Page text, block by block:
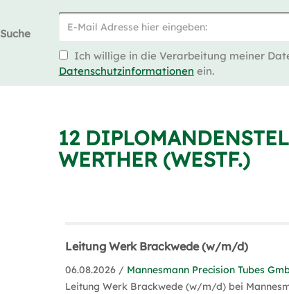
Ich willige in die Verarbeitung meiner
Datenschutzinformationen ein.
12
WERTHER (WESTF.)
Leitung Werk Brackwede (w/m/d)
06.08.2026 / Mannesmann Precision Tubes
Leitung Werk Brackwede (w/m/d) bei